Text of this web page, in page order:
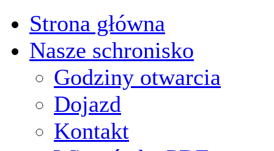
Strona główna
Nasze schronisko
Godziny otwarcia
Dojazd
Kontakt